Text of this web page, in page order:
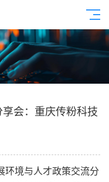
会：重庆传粉科技
环境与人才政策交流分